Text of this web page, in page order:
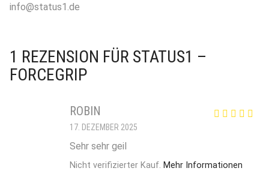
info@status1.de
1 REZENSION FÜR STATUS1 –
FORCEGRIP
ROBIN
17. DEZEMBER 2025
Sehr sehr geil
Nicht verifizierter Kauf. Mehr Informationen